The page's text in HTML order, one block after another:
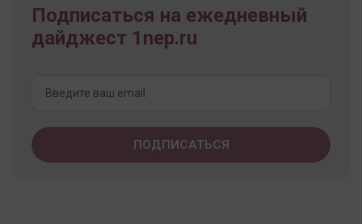
Подписаться на ежедневный
дайджест 1nep.ru